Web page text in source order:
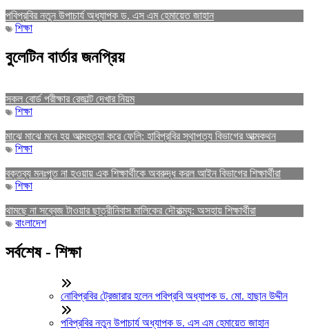
পবিপ্রবির নতুন উপাচার্য অধ্যাপক ড. এস এম হেমায়েত জাহান
শিক্ষা
বুলেটিন বার্তার জনপ্রিয়
সকল বোর্ড পরীক্ষার রেজাল্ট দেখার নিয়ম
শিক্ষা
মাঝে মাঝে মনে হয় আত্মহত্যা করে ফেলি: হাবিপ্রবির স্থাপত্য বিভাগের আত্মকথন
শিক্ষা
বক্তব্য মনঃপুত না হওয়ায় এক শিক্ষার্থীকে অবরুদ্ধ করল আইন বিভাগের শিক্ষার্থীরা
শিক্ষা
থামছে না সব্বেজ টাওয়ার ছাত্রীনিবাস মালিকের দৌরাত্ম্য: অসহায় শিক্ষার্থীরা
বাংলাদেশ
সর্বশেষ - শিক্ষা
নোবিপ্রবির ট্রেজারার হলেন পবিপ্রবি অধ্যাপক ড. মো. হাছান উদ্দীন
পবিপ্রবির নতুন উপাচার্য অধ্যাপক ড. এস এম হেমায়েত জাহান